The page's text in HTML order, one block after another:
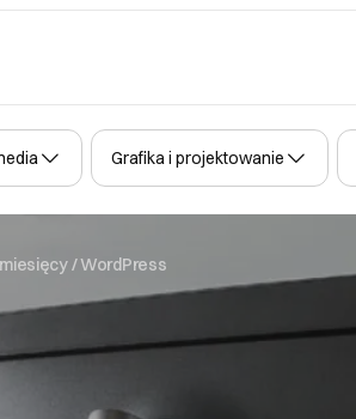
Grafika i projektowanie
/ WordPress